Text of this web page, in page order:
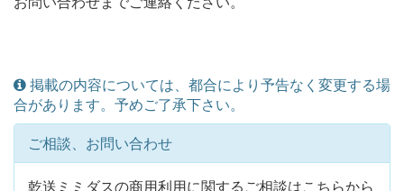
掲載の内容については、都合により予告なく変更する場
合があります。予めご了承下さい。
ご相談、お問い合わせ
乾送ミミダスの商用利用に関するご相談はこちらから